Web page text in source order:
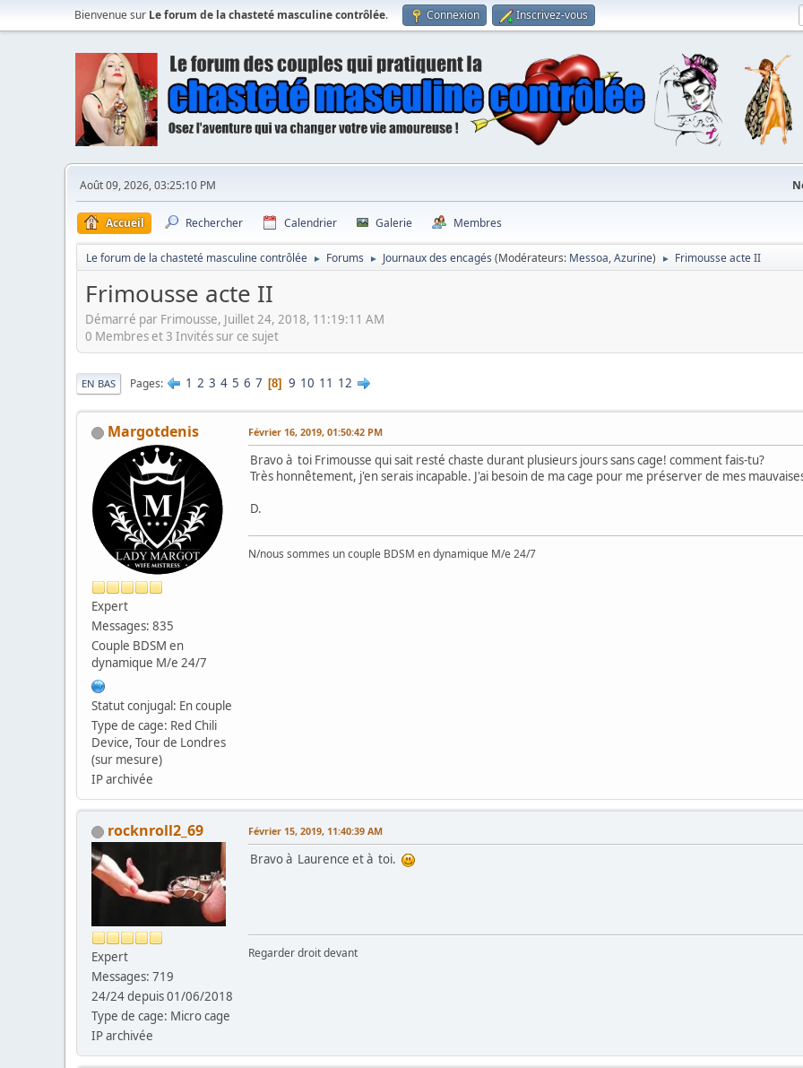
Bienvenue sur Le forum de la chasteté masculine contrôlée. Connexion Inscrivez-vous
Août 09, 2026, 03:25:10 PM
Accueil Rechercher Calendrier Galerie Membres
Le forum de la chasteté masculine contrôlée ► Forums ► Journaux des encagés (Modérateurs: Messoa,Azurine) ► Frimousse acte II
Frimousse acte II
Démarré par Frimousse, Juillet 24, 2018, 11:19:11 AM
0 Membres et 3 Invités sur ce sujet
EN BAS Pages 1 2 3 4 5 6 7 8 9 10 11 12
Margotdenis
Expert
Messages: 835
Couple BDSM en
dynamique M/e 24/7
Statut conjugal: En couple
Type de cage: Red Chili
Device, Tour de Londres
(sur mesure)
IP archivée
Février 16, 2019, 01:50:42 PM
Bravo à toi Frimousse qui sait resté chaste durant plusieurs jours sans cage! comment fais-tu?
Très honnêtement, j'en serais incapable. J'ai besoin de ma cage pour me préserver de mes
D.
N/nous sommes un couple BDSM en dynamique M/e 24/7
rocknroll2_69
Expert
Messages: 719
24/24 depuis 01/06/2018
Type de cage: Micro cage
IP archivée
Février 15, 2019, 11:40:39 AM
Bravo à Laurence et à toi.
Regarder droit devant